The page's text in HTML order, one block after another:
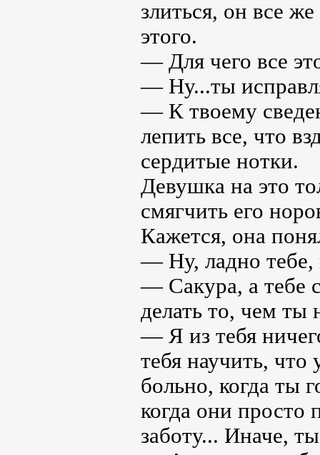
злиться, он все
этого.
— Для чего все
— Ну...ты
— К твоему
лепить все, что
сердитые нотки.
Девушка на это
смягчить его
Кажется, она
— Ну, ладно тебе,
— Сакура, а тебе
делать то, чем ты
— Я из тебя
тебя научить,
больно, когда ты
когда они просто
заботу... Иначе,